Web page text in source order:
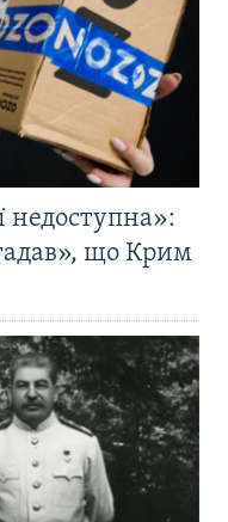
недоступна»:
що Крим